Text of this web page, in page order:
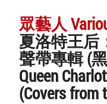
眾藝人
夏洛特王后
聲帶專輯 (
Queen
(Covers from